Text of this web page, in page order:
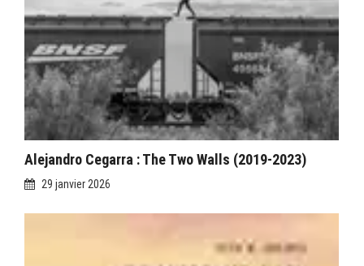
Alejandro Cegarra : The Two Walls (2019-2023)
29 janvier 2026